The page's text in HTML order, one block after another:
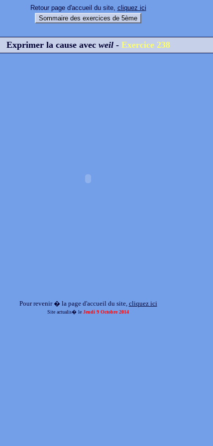
Retour page d'accueil du site, cliquez ici
Sommaire des exercices de 5ème
Exprimer la cause avec weil- Exercice 238
Pour revenir � la page d'accueil du site, cliquez ici
Site actualis� le Jeudi 9 Octobre 2014